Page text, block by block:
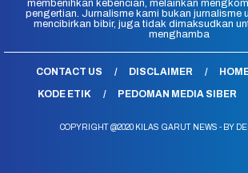
membenihkan kebencian, melainkan
pengertian. Jurnalisme kami bukan jurnalisme
mencibirkan bibir, juga tidak dimaksudkan
menghamba
CONTACT US DISCLAIMER
KODE ETIK
PEDOMAN MEDIA SIBER
COPYRIGHT @2020 KILAS GARUT NEWS - BY